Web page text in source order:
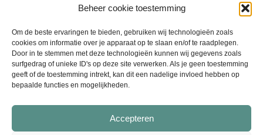
Beheer cookie toestemming
Om de beste ervaringen te bieden, gebruiken wij technologieën zoals
cookies om informatie over je apparaat op te slaan en/of te raadplegen.
Door in te stemmen met deze technologieën kunnen wij gegevens zoals
surfgedrag of unieke ID's op deze site verwerken. Als je geen toestemming
geeft of de toestemming intrekt, kan dit een nadelige invloed hebben op
bepaalde functies en mogelijkheden.
Accepteren
Diensten
Merchandise bedrukken